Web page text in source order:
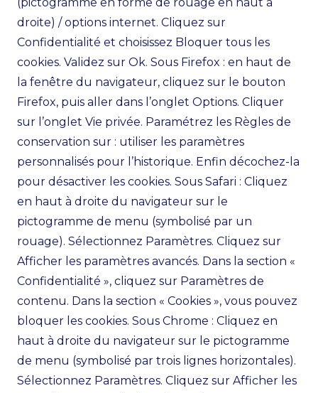
droite) / options internet. Cliquez sur
Confidentialité et choisissez Bloquer tous les
cookies. Validez sur Ok. Sous Firefox : en haut de
la fenêtre du navigateur, cliquez sur le bouton
Firefox, puis aller dans l’onglet Options. Cliquer
sur l’onglet Vie privée. Paramétrez les Règles de
conservation sur : utiliser les paramètres
personnalisés pour l’historique. Enfin décochez-la
pour désactiver les cookies. Sous Safari : Cliquez
en haut à droite du navigateur sur le
pictogramme de menu (symbolisé par un
rouage). Sélectionnez Paramètres. Cliquez sur
Afficher les paramètres avancés. Dans la section «
Confidentialité », cliquez sur Paramètres de
contenu. Dans la section « Cookies », vous pouvez
bloquer les cookies. Sous Chrome : Cliquez en
haut à droite du navigateur sur le pictogramme
de menu (symbolisé par trois lignes horizontales).
Sélectionnez Paramètres. Cliquez sur Afficher les